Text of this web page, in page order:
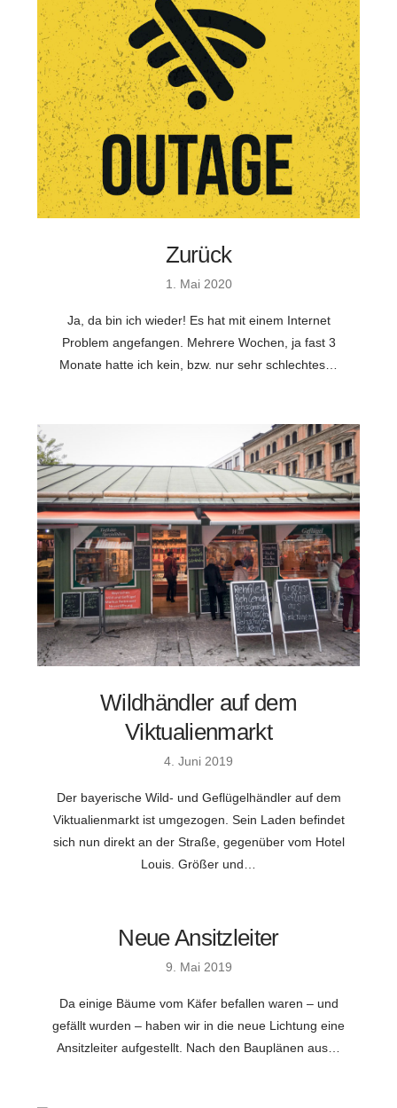
Zurück
1. Mai 2020
Ja, da bin ich wieder! Es hat mit einem Internet
Problem angefangen. Mehrere Wochen, ja fast 3
Monate hatte ich kein, bzw. nur sehr schlechtes…
Wildhändler auf dem
Viktualienmarkt
4. Juni 2019
Der bayerische Wild- und Geflügelhändler auf dem
Viktualienmarkt ist umgezogen. Sein Laden befindet
sich nun direkt an der Straße, gegenüber vom Hotel
Louis. Größer und…
Neue Ansitzleiter
9. Mai 2019
Da einige Bäume vom Käfer befallen waren – und
gefällt wurden – haben wir in die neue Lichtung eine
Ansitzleiter aufgestellt. Nach den Bauplänen aus…